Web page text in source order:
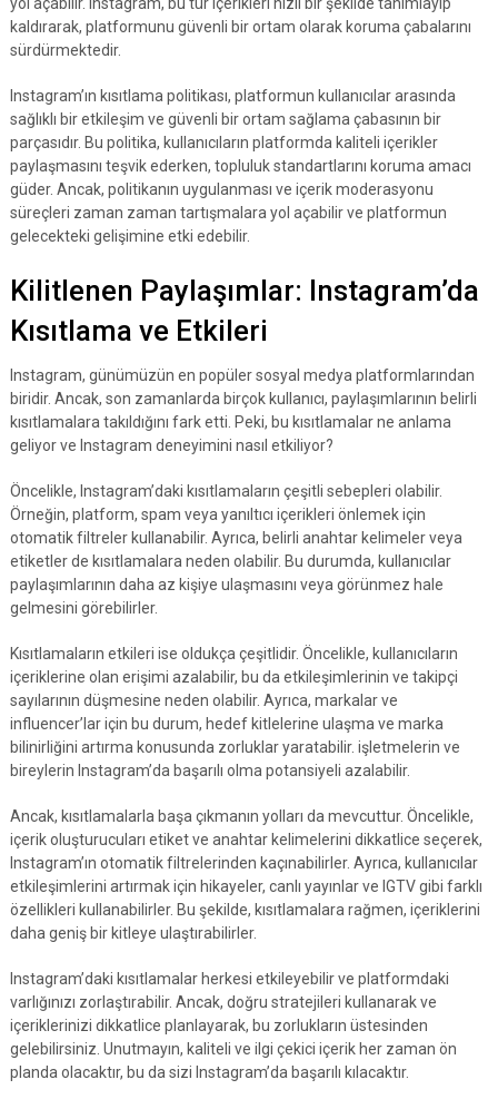
kaldırarak, platformunu güvenli bir ortam olarak koruma çabalarını
sürdürmektedir.
Instagram’ın kısıtlama politikası, platformun kullanıcılar arasında
sağlıklı bir etkileşim ve güvenli bir ortam sağlama çabasının bir
parçasıdır. Bu politika, kullanıcıların platformda kaliteli içerikler
paylaşmasını teşvik ederken, topluluk standartlarını koruma amacı
güder. Ancak, politikanın uygulanması ve içerik moderasyonu
süreçleri zaman zaman tartışmalara yol açabilir ve platformun
gelecekteki gelişimine etki edebilir.
Kilitlenen Paylaşımlar: Instagram’da
Kısıtlama ve Etkileri
Instagram, günümüzün en popüler sosyal medya platformlarından
biridir. Ancak, son zamanlarda birçok kullanıcı, paylaşımlarının belirli
kısıtlamalara takıldığını fark etti. Peki, bu kısıtlamalar ne anlama
geliyor ve Instagram deneyimini nasıl etkiliyor?
Öncelikle, Instagram’daki kısıtlamaların çeşitli sebepleri olabilir.
Örneğin, platform, spam veya yanıltıcı içerikleri önlemek için
otomatik filtreler kullanabilir. Ayrıca, belirli anahtar kelimeler veya
etiketler de kısıtlamalara neden olabilir. Bu durumda, kullanıcılar
paylaşımlarının daha az kişiye ulaşmasını veya görünmez hale
gelmesini görebilirler.
Kısıtlamaların etkileri ise oldukça çeşitlidir. Öncelikle, kullanıcıların
içeriklerine olan erişimi azalabilir, bu da etkileşimlerinin ve takipçi
sayılarının düşmesine neden olabilir. Ayrıca, markalar ve
influencer’lar için bu durum, hedef kitlelerine ulaşma ve marka
bilinirliğini artırma konusunda zorluklar yaratabilir. işletmelerin ve
bireylerin Instagram’da başarılı olma potansiyeli azalabilir.
Ancak, kısıtlamalarla başa çıkmanın yolları da mevcuttur. Öncelikle,
içerik oluşturucuları etiket ve anahtar kelimelerini dikkatlice seçerek,
Instagram’ın otomatik filtrelerinden kaçınabilirler. Ayrıca, kullanıcılar
etkileşimlerini artırmak için hikayeler, canlı yayınlar ve IGTV gibi farklı
özellikleri kullanabilirler. Bu şekilde, kısıtlamalara rağmen, içeriklerini
daha geniş bir kitleye ulaştırabilirler.
Instagram’daki kısıtlamalar herkesi etkileyebilir ve platformdaki
varlığınızı zorlaştırabilir. Ancak, doğru stratejileri kullanarak ve
içeriklerinizi dikkatlice planlayarak, bu zorlukların üstesinden
gelebilirsiniz. Unutmayın, kaliteli ve ilgi çekici içerik her zaman ön
planda olacaktır, bu da sizi Instagram’da başarılı kılacaktır.